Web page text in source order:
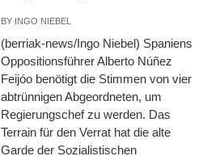
BY INGO NIEBEL
(berriak-news/Ingo Niebel) Spaniens
Oppositionsführer Alberto Núñez
Feijóo benötigt die Stimmen von vier
abtrünnigen Abgeordneten, um
Regierungschef zu werden. Das
Terrain für den Verrat hat die alte
Garde der Sozialistischen